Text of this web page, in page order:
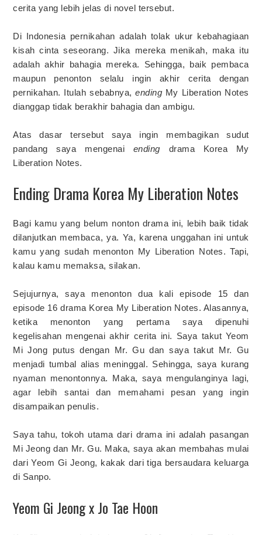
cerita yang lebih jelas di novel tersebut.
Di Indonesia pernikahan adalah tolak ukur kebahagiaan
kisah cinta seseorang. Jika mereka menikah, maka itu
adalah akhir bahagia mereka. Sehingga, baik pembaca
maupun penonton selalu ingin akhir cerita dengan
pernikahan. Itulah sebabnya,ending My Liberation Notes
dianggap tidak berakhir bahagia dan ambigu.
Atas dasar tersebut saya ingin membagikan sudut
pandang saya mengenai ending drama Korea My
Liberation Notes.
Ending Drama Korea My Liberation Notes
Bagi kamu yang belum nonton drama ini, lebih baik tidak
dilanjutkan membaca, ya. Ya, karena unggahan ini untuk
kamu yang sudah menonton My Liberation Notes. Tapi,
kalau kamu memaksa, silakan.
Sejujurnya, saya menonton dua kali episode 15 dan
episode 16 drama Korea My Liberation Notes. Alasannya,
ketika menonton yang pertama saya dipenuhi
kegelisahan mengenai akhir cerita ini. Saya takut Yeom
Mi Jong putus dengan Mr. Gu dan saya takut Mr. Gu
menjadi tumbal alias meninggal. Sehingga, saya kurang
nyaman menontonnya. Maka, saya mengulanginya lagi,
agar lebih santai dan memahami pesan yang ingin
disampaikan penulis.
Saya tahu, tokoh utama dari drama ini adalah pasangan
Mi Jeong dan Mr. Gu. Maka, saya akan membahas mulai
dari Yeom Gi Jeong, kakak dari tiga bersaudara keluarga
di Sanpo.
Yeom Gi Jeong x Jo Tae Hoon